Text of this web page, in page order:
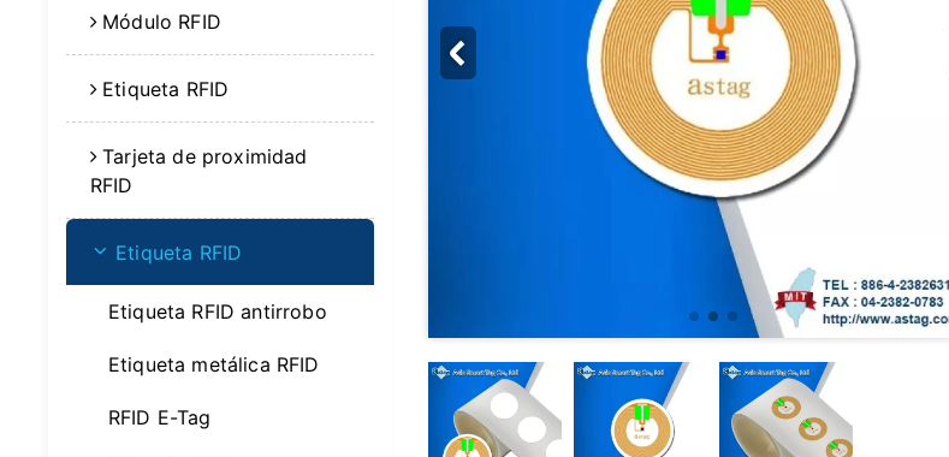
Módulo RFID
Etiqueta RFID
Tarjeta de proximidad
RFID
Etiqueta RFID
Etiqueta RFID antirrobo
Etiqueta metálica RFID
RFID E-Tag